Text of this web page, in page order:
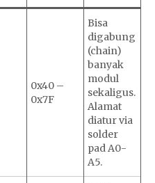
0x40 –
0x7F
Bisa
digabung
(chain)
banyak
modul
sekaligus.
Alamat
diatur via
solder
pad A0-
A5.